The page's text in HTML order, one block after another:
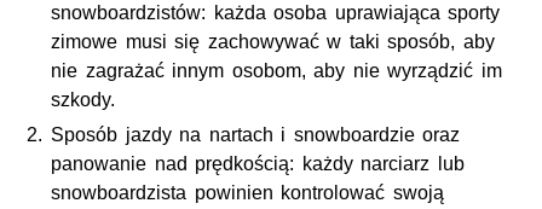
snowboardzistów: każda osoba uprawiająca sporty
zimowe musi się zachowywać w taki sposób, aby
nie zagrażać innym osobom, aby nie wyrządzić im
szkody.
Sposób jazdy na nartach i snowboardzie oraz
panowanie nad prędkością: każdy narciarz lub
snowboardzista powinien kontrolować swoją